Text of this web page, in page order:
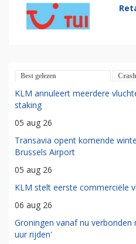
Best gelezen
KLM annuleert meerdere
staking
05 aug 26
Transavia opent komende
Brussels Airport
05 aug 26
KLM stelt eerste commerciële
06 aug 26
Groningen vanaf nu verbonden
uur rijden'